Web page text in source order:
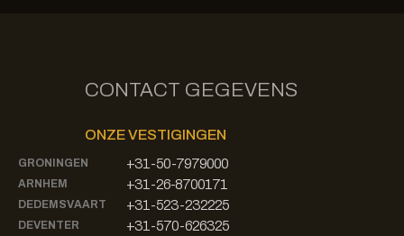
CONTACT GEGEVENS
ONZE VESTIGINGEN
GRONINGEN +31-50-7979000
ARNHEM +31-26-8700171
DEDEMSVAART +31-523-232225
DEVENTER +31-570-626325